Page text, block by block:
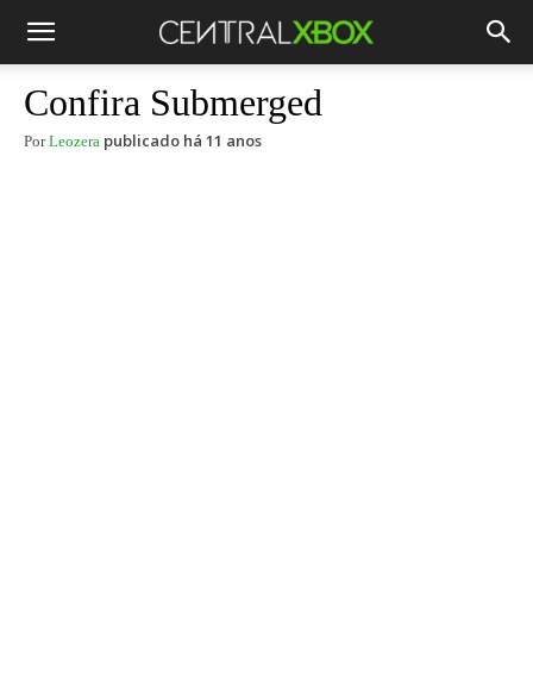
Confira Submerged
Por Leozera publicado há 11 anos